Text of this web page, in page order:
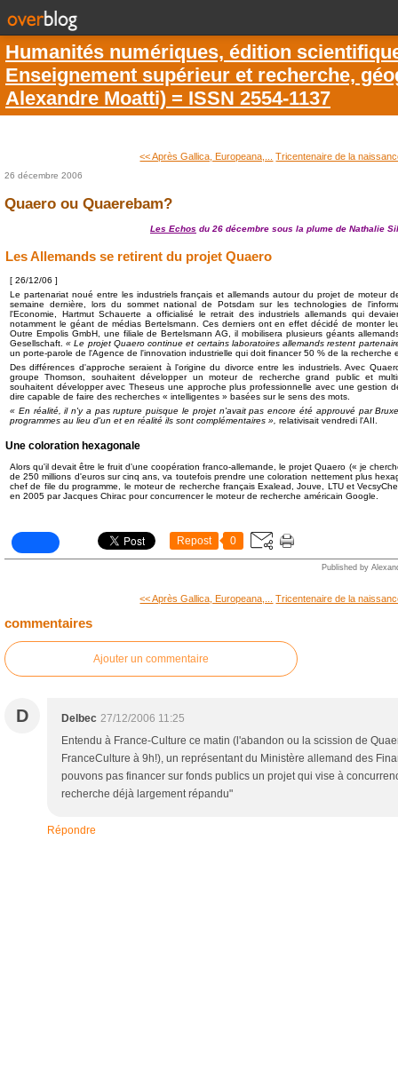
Humanités numériques, édition
Enseignement supérieur et recherche,
Alexandre Moatti) = ISSN 2554-1137
<< Après Gallica, Europeana,... Tricentenaire de la
26 décembre 2006
Quaero ou Quaerebam?
Les Echos du 26 décembre sous la plume de Nathalie
Les Allemands se retirent du projet Quaero
[ 26/12/06 ]
Le partenariat noué entre les industriels français et allemands autour du projet de moteur
semaine dernière, lors du sommet national de Potsdam sur les technologies de
l'Economie, Hartmut Schauerte a officialisé le retrait des industriels allemands qui
notamment le géant de médias Bertelsmann. Ces derniers ont en effet décidé de monter
Outre Empolis GmbH, une filiale de Bertelsmann AG, il mobilisera plusieurs géants
Gesellschaft.« Le projet Quaero continue et certains laboratoires allemands restent
un porte-parole de l'Agence de l'innovation industrielle qui doit financer 50 % de la recherche
Des différences d'approche seraient à l'origine du divorce entre les industriels. Avec
groupe Thomson, souhaitent développer un moteur de recherche grand public et
souhaitent développer avec Theseus une approche plus professionnelle avec une gestion
dire capable de faire des recherches « intelligentes » basées sur le sens des mots.
« En réalité, il n'y a pas rupture puisque le projet n'avait pas encore été approuvé par
programmes au lieu d'un et en réalité ils sont complémentaires », relativisait vendredi l'AII.
Une coloration hexagonale
Alors qu'il devait être le fruit d'une coopération franco-allemande, le projet Quaero (« je
de 250 millions d'euros sur cinq ans, va toutefois prendre une coloration nettement plus
chef de file du programme, le moteur de recherche français Exalead, Jouve, LTU et
en 2005 par Jacques Chirac pour concurrencer le moteur de recherche américain Google.
Repost 0
Published by
<< Après Gallica, Europeana,... Tricentenaire de la
commentaires
Ajouter un commentaire
D Delbec 27/12/2006 11:25
Entendu à France-Culture ce matin (l'abandon ou la scission de
FranceCulture à 9h!), un représentant du Ministère allemand des
pouvons pas financer sur fonds publics un projet qui vise à
recherche déjà largement répandu"
Répondre